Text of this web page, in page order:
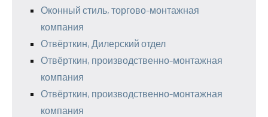
Оконный стиль, торгово-монтажная
компания
Отвёрткин, Дилерский отдел
Отвёрткин, производственно-монтажная
компания
Отвёрткин, производственно-монтажная
компания